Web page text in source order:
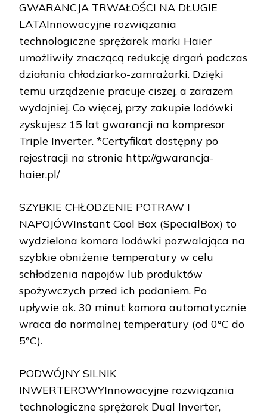
GWARANCJA TRWAŁOŚCI NA DŁUGIE
LATAInnowacyjne rozwiązania
technologiczne sprężarek marki Haier
umożliwiły znaczącą redukcję drgań podczas
działania chłodziarko-zamrażarki. Dzięki
temu urządzenie pracuje ciszej, a zarazem
wydajniej. Co więcej, przy zakupie lodówki
zyskujesz 15 lat gwarancji na kompresor
Triple Inverter. *Certyfikat dostępny po
rejestracji na stronie http://gwarancja-
haier.pl/
SZYBKIE CHŁODZENIE POTRAW I
NAPOJÓWInstant Cool Box (SpecialBox) to
wydzielona komora lodówki pozwalająca na
szybkie obniżenie temperatury w celu
schłodzenia napojów lub produktów
spożywczych przed ich podaniem. Po
upływie ok. 30 minut komora automatycznie
wraca do normalnej temperatury (od 0°C do
5°C).
PODWÓJNY SILNIK
INWERTEROWYInnowacyjne rozwiązania
technologiczne sprężarek Dual Inverter,